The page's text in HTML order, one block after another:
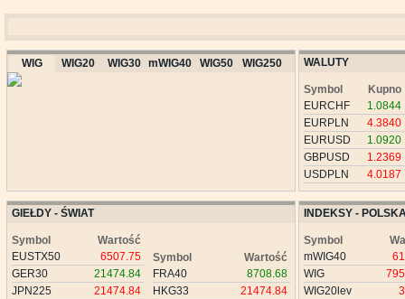
WIG WIG20 WIG30 mWIG40 WIG50 WIG250 WALUTY
Symbol
Kupno
EURCHF
1.0844
EURPLN
4.3840
EURUSD
1.0920
GBPUSD
1.2369
USDPLN
4.0187
GIEŁDY - ŚWIAT
Symbol
Wartość
EUSTX50
6507.75
GER30
21474.84
JPN225
21474.84
Symbol
Wartość
FRA40
8708.68
HKG33
21474.84
INDEKSY -
Symbol
mWIG40
WIG
WIG20lev